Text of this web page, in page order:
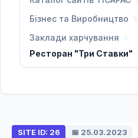
Бізнес та Виробництво
Заклади харчування
Ресторан "Три Ставки"
SITE ID: 26 📅 25.03.2023